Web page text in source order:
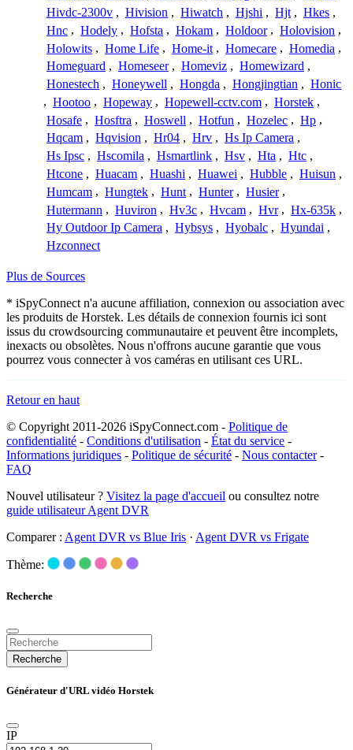
Hivdc-2300v , Hivision , Hiwatch , Hjshi , Hjt , Hkes ,
Hnc , Hodely , Hofsta , Hokam , Holdoor , Holovision ,
Holowits , Home Life , Home-it , Homecare , Homedia ,
Homeguard , Homeseer , Homeviz , Homewizard ,
Honestech , Honeywell , Hongda , Hongjingtian , Honic
, Hootoo , Hopeway , Hopewell-cctv.com , Horstek ,
Hosafe , Hosftra , Hoswell , Hotfun , Hozelec , Hp ,
Hqcam , Hqvision , Hr04 , Hrv , Hs Ip Camera ,
Hs Ipsc , Hscomila , Hsmartlink , Hsv , Hta , Htc ,
Htcone , Huacam , Huashi , Huawei , Hubble , Huisun ,
Humcam , Hungtek , Hunt , Hunter , Husier ,
Hutermann , Huviron , Hv3c , Hvcam , Hvr , Hx-635k ,
Hy Outdoor Ip Camera , Hybsys , Hyobalc , Hyundai ,
Hzconnect
Plus de Sources
* iSpyConnect n'a aucune affiliation, connexion ou association avec
les produits de Horstek. Les détails de connexion fournis ici sont
issus du crowdsourcing communautaire et peuvent être incomplets,
inexacts ou obsolètes. Nous n'offrons aucune garantie que vous
pourrez vous connecter à vos caméras en utilisant ces URL.
Retour en haut
© Copyright 2011-2026 iSpyConnect.com - Politique de
confidentialité - Conditions d'utilisation - État du service -
Informations juridiques - Politique de sécurité - Nous contacter-
FAQ
Nouvel utilisateur ? Visitez la page d'accueil ou consultez notre
guide utilisateur Agent DVR
Comparer : Agent DVR vs Blue Iris · Agent DVR vs Frigate
Thème:
Recherche
Recherche
Générateur d'URL vidéo Horstek
IP